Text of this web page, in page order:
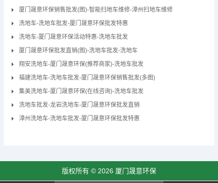
厦门晟意环保销售批发(图)-智能扫地车维修-漳州扫地车维修
洗地车-洗地车批发-厦门晟意环保批发特惠
洗地车-厦门晟意环保活动特惠-洗地车批发
厦门晟意环保批发直销(图)-洗地车批发-洗地车
翔安洗地车-厦门晟意环保(推荐商家)-洗地车批发
福建洗地车-洗地车批发-厦门晟意环保销售批发(多图)
集美洗地车-厦门晟意环保(在线咨询)-洗地车批发
洗地车批发-龙岩洗地车-厦门晟意环保批发直销
漳州洗地车-洗地车批发-厦门晟意环保批发特惠
版权所有 © 2026 厦门晟意环保